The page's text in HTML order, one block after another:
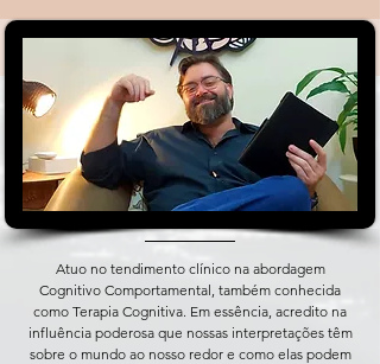
Ler mais
Atuo no tendimento clínico na abordagem
Cognitivo Comportamental, também conhecida
como Terapia Cognitiva. Em essência, acredito na
influência poderosa que nossas interpretações têm
sobre o mundo ao nosso redor e como elas podem